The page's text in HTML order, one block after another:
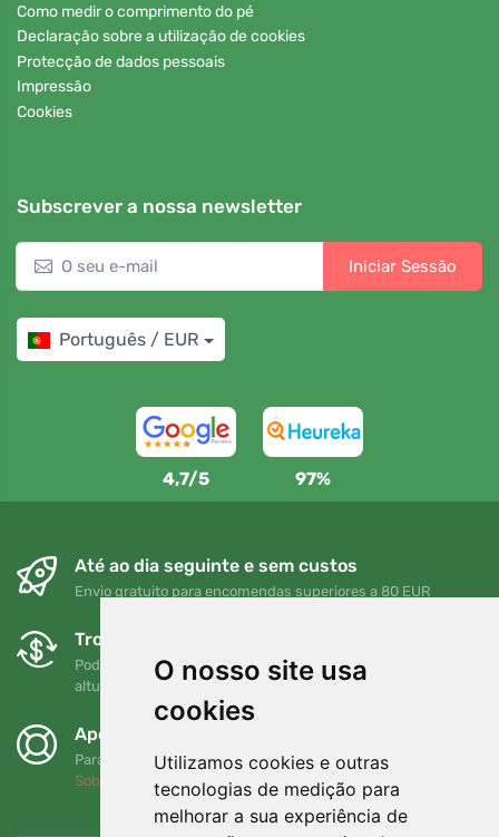
O nosso site usa
cookies
Utilizamos cookies e outras
tecnologias de medição para
melhorar a sua experiência de
Como medir o comprimento do pé
Declaração sobre a utilização de cookies
Protecção de dados pessoais
Impressão
Cookies
Subscrever a nossa newsletter
Iniciar Sessão
Português / EUR
4,7/5 97%
Até ao dia seguinte e sem custos
Envio gratuito para encomendas superiores a 80 EUR
Trocas e devoluções gratuitas
Pode devolver ou trocar a sua encomenda em qualquer
altura no prazo de 90 dias
Apoiamos a Trees.org
Para cada encomenda plantamos uma árvore! Leia mais
Sobre nós